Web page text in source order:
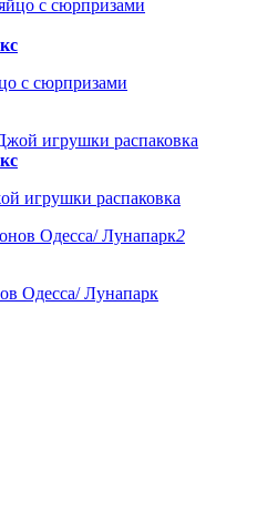
с сюрпризами
игрушки распаковка
2
Одесса/ Лунапарк